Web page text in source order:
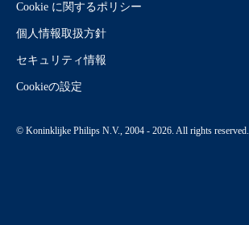
Cookie に関するポリシー
個人情報取扱方針
セキュリティ情報
Cookieの設定
© Koninklijke Philips N.V., 2004 - 2026. All rights reserved.